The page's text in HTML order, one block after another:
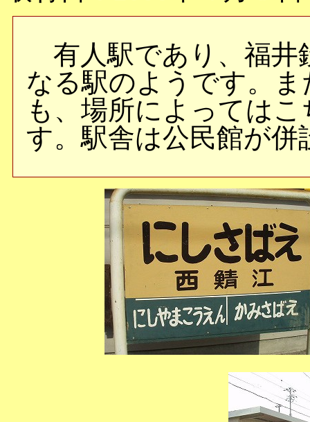
有人駅であり、福井
なる駅のようです。
も、場所によっては
す。駅舎は公民館が